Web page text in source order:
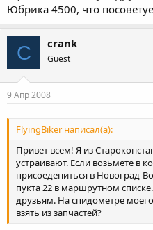
Юбрика 4500, что
C crank
Guest
9 Апр 2008
FlyingBiker написал(а):
Привет всем! Я из
устраивают. Если возьмете в
присоедениться в Новоград-
пукта 22 в маршрутном
друзьям. На спидометре
взять из запчастей?